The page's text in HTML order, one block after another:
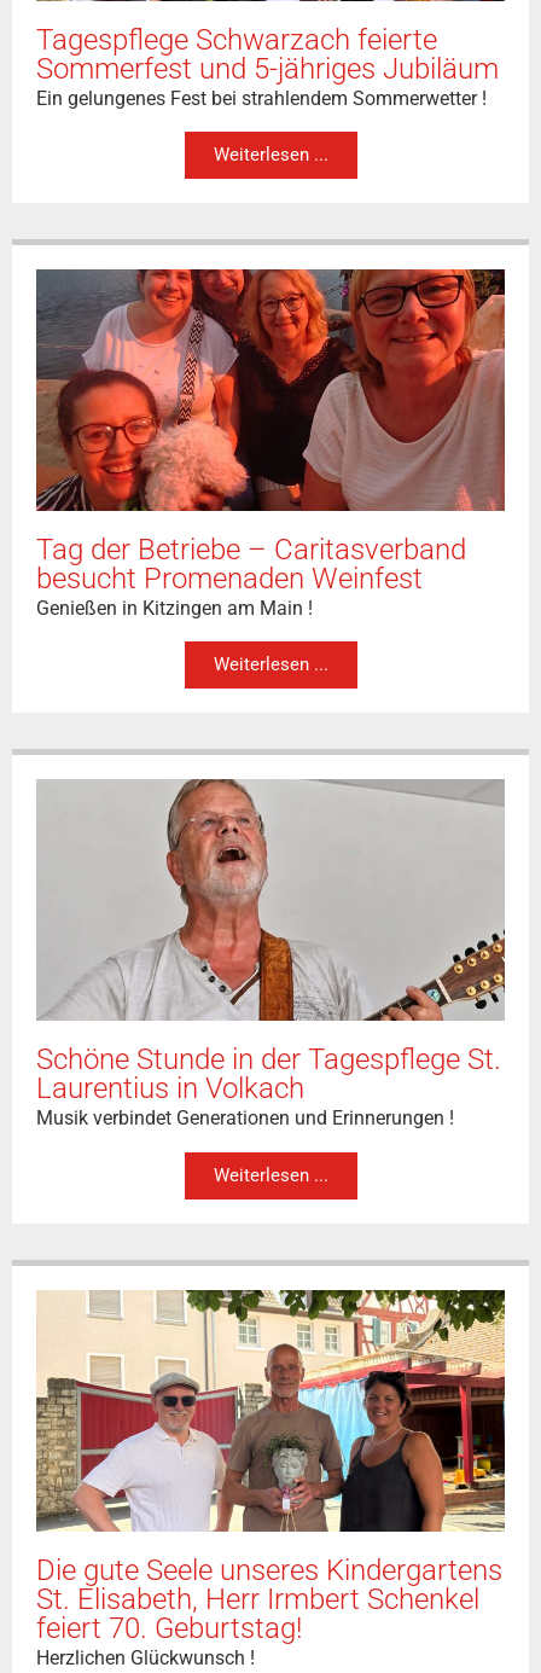
Tagespflege Schwarzach feierte
Sommerfest und 5-jähriges Jubiläum
Ein gelungenes Fest bei strahlendem Sommerwetter !
Weiterlesen ...
Tag der Betriebe – Caritasverband
besucht Promenaden Weinfest
Genießen in Kitzingen am Main !
Weiterlesen ...
Schöne Stunde in der Tagespflege St.
Laurentius in Volkach
Musik verbindet Generationen und Erinnerungen !
Weiterlesen ...
Die gute Seele unseres Kindergartens
St. Elisabeth, Herr Irmbert Schenkel
feiert 70. Geburtstag!
Herzlichen Glückwunsch !